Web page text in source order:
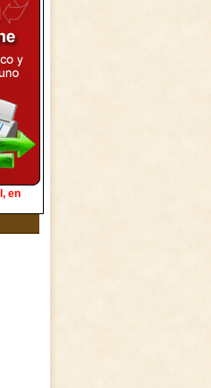
en